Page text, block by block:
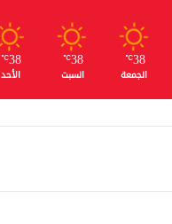
38
℃
الجمعة
38
℃
السبت
38
℃
الأحد